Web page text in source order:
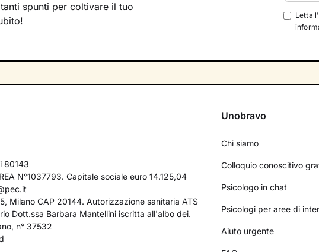
spunti per coltivare il tuo
Letta l'
80143
N°1037793. Capitale sociale euro 14.125,04
Milano CAP 20144. Autorizzazione sanitaria ATS
Dott.ssa Barbara Mantellini iscritta all'albo dei.
n° 37532
Unobravo
Chi siamo
Colloquio conoscitivo
Psicologo in chat
Psicologi per aree di
Aiuto urgente